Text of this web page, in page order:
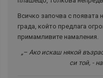
Всичко започва с появата
града, който предлага
примамливите намаления.
„– Ако искаш някой
си той, -